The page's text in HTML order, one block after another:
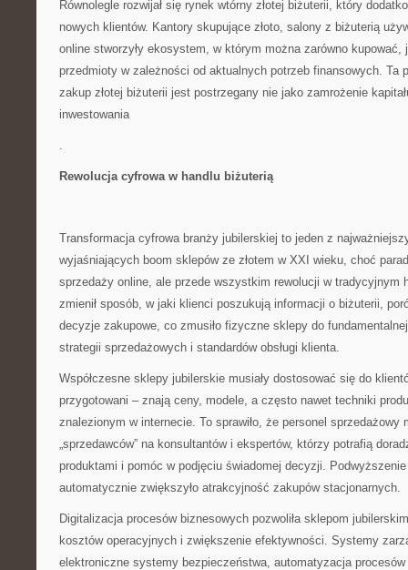
Równolegle rozwijał się rynek wtórny złotej biżuterii, który
nowych klientów. Kantory skupujące złoto, salony z biżuterią
online stworzyły ekosystem, w którym można zarówno kupować,
przedmioty w zależności od aktualnych potrzeb finansowych. Ta
zakup złotej biżuterii jest postrzegany nie jako zamrożenie
inwestowania
.
Rewolucja cyfrowa w handlu biżuterią
Transformacja cyfrowa branży jubilerskiej to jeden z
wyjaśniających boom sklepów ze złotem w XXI wieku, choć
sprzedaży online, ale przede wszystkim rewolucji w tradycyjnym
zmienił sposób, w jaki klienci poszukują informacji o biżuterii,
decyzje zakupowe, co zmusiło fizyczne sklepy do
strategii sprzedażowych i standardów obsługi klienta.
Współczesne sklepy jubilerskie musiały dostosować się do
przygotowani – znają ceny, modele, a często nawet techniki
znalezionym w internecie. To sprawiło, że personel sprzedażowy
„sprzedawców” na konsultantów i ekspertów, którzy potrafią
produktami i pomóc w podjęciu świadomej decyzji. Podwyższenie
automatycznie zwiększyło atrakcyjność zakupów stacjonarnych.
Digitalizacja procesów biznesowych pozwoliła sklepom
kosztów operacyjnych i zwiększenie efektywności. Systemy
elektroniczne systemy bezpieczeństwa, automatyzacja